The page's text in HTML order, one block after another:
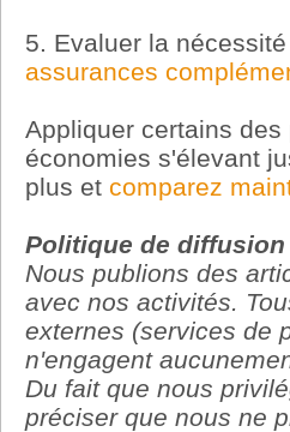
5. Evaluer la
assurances
Appliquer certains
économies s'élevant
plus et comparez
Politique de
Nous publions des
avec nos activités.
externes (services de
n'engagent
Du fait que nous
préciser que nous ne